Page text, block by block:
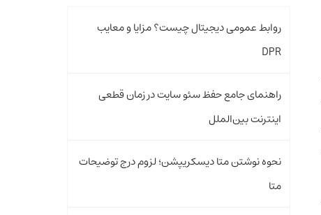
روابط عمومی دیجیتال چیست؟ مزایا و معایب
DPR
راهنمای جامع حفظ سئو سایت در زمان قطعی
اینترنت بین‌الملل
نحوه نوشتن متا دیسکریپشن؛ لزوم درج توضیحات
متا